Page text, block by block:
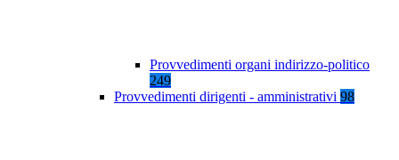
Provvedimenti organi indirizzo-politico
249
Provvedimenti dirigenti - amministrativi 98